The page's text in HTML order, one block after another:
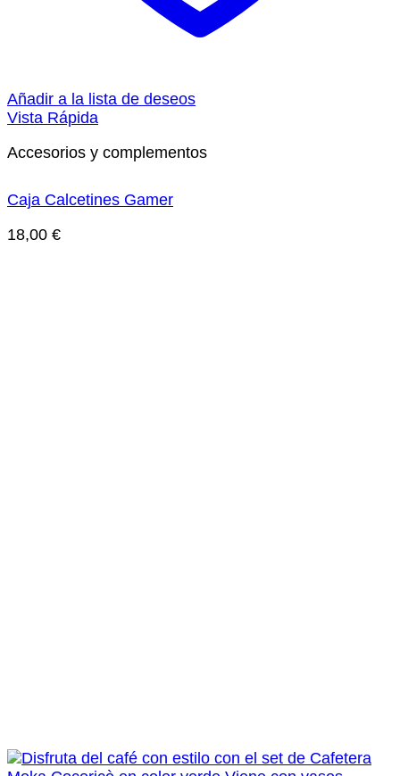
Añadir a la lista de deseos
Vista Rápida
Accesorios y complementos
Caja Calcetines Gamer
18,00 €